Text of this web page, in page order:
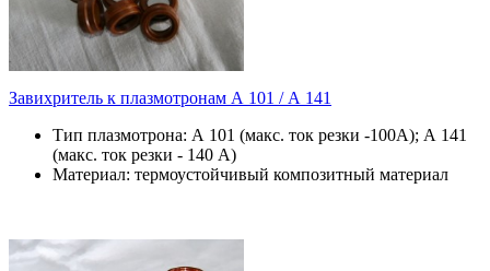
Завихритель к плазмотронам А 101 / А 141
Тип плазмотрона: А 101 (макс. ток резки -100А); А 141
(макс. ток резки - 140 А)
Материал: термоустойчивый композитный материал